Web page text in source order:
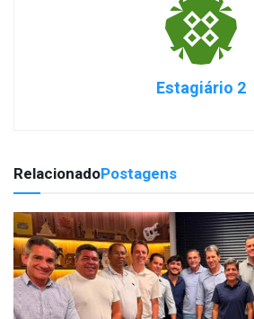
Estagiário 2
RelacionadoPostagens